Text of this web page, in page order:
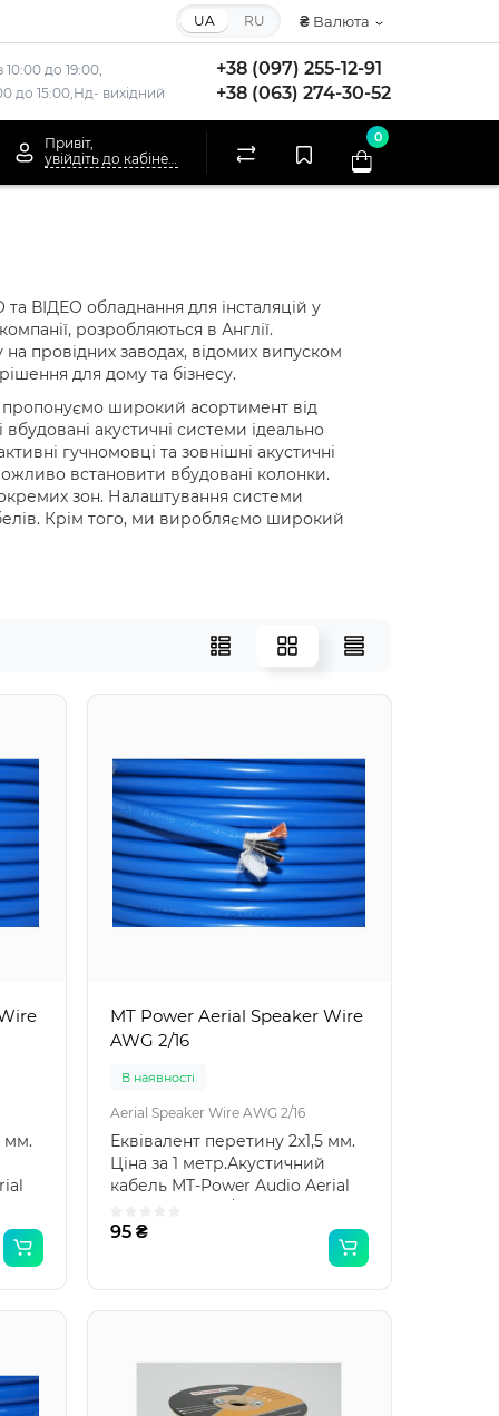
₴ Валюта
UA RU
до 19:00,
до 15:00,Нд- вихідний
+38 (097) 255-12-91
+38 (063) 274-30-52
Привіт,
увійдіть до кабінету
0
ВІДЕО обладнання для інсталяцій у
розробляються в Англії.
провідних заводах, відомих випуском
для дому та бізнесу.
пропонуємо широкий асортимент від
акустичні системи ідеально
гучномовці та зовнішні акустичні
встановити вбудовані колонки.
зон. Налаштування системи
Крім того, ми виробляємо широкий
мм.
MT Power Aerial Speaker Wire
AWG 2/16
В наявності
Aerial Speaker Wire AWG 2/16
Еквівалент перетину 2х1,5 мм.
Ціна за 1 метр.Акустичний
кабель MT-Power Audio Aerial
95 ₴